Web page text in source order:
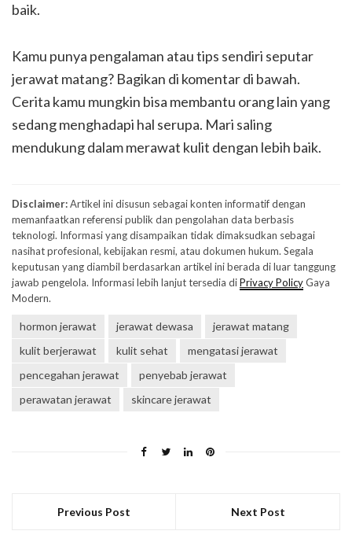
baik.
Kamu punya pengalaman atau tips sendiri seputar
jerawat matang? Bagikan di komentar di bawah.
Cerita kamu mungkin bisa membantu orang lain yang
sedang menghadapi hal serupa. Mari saling
mendukung dalam merawat kulit dengan lebih baik.
Disclaimer:Artikel ini disusun sebagai konten informatif dengan
memanfaatkan referensi publik dan pengolahan data berbasis
teknologi. Informasi yang disampaikan tidak dimaksudkan sebagai
nasihat profesional, kebijakan resmi, atau dokumen hukum. Segala
keputusan yang diambil berdasarkan artikel ini berada di luar tanggung
jawab pengelola. Informasi lebih lanjut tersedia diPrivacy PolicyGaya
Modern.
hormon jerawat jerawat dewasa
jerawat matang
kulit berjerawat
kulit sehat
mengatasi jerawat
pencegahan jerawat
penyebab jerawat
perawatan jerawat
skincare jerawat
Previous Post Next Post